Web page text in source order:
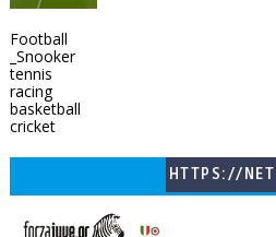
Football
_Snooker
tennis
racing
basketball
cricket
HTTPS://